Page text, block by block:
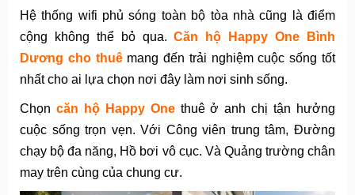
Hệ thống wifi phủ sóng toàn bộ tòa nhà cũng là điểm
cộng không thể bỏ qua. Căn hộ Happy One Bình
Dương cho thuêmang đến trải nghiệm cuộc sống tốt
nhất cho ai lựa chọn nơi đây làm nơi sinh sống.
Chọn căn hộ Happy Onethuê ở anh chị tận hưởng
cuộc sống trọn vẹn. Với Công viên trung tâm, Đường
chạy bộ đa năng, Hồ bơi vô cục. Và Quảng trường chân
may trên cùng của chung cư.